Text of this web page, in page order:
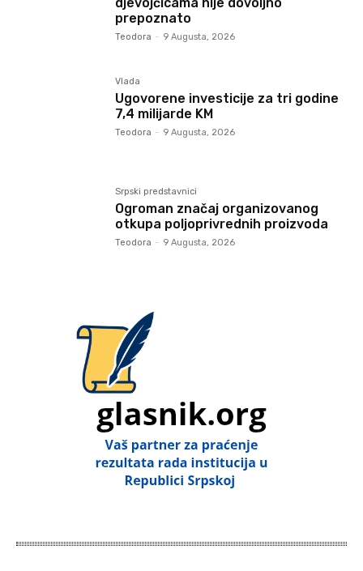
djevojčicama nije dovoljno
prepoznato
Teodora - 9 Augusta, 2026
Vlada
Ugovorene investicije za tri godine
7,4 milijarde KM
Teodora - 9 Augusta, 2026
Srpski predstavnici
Ogroman značaj organizovanog
otkupa poljoprivrednih proizvoda
Teodora - 9 Augusta, 2026